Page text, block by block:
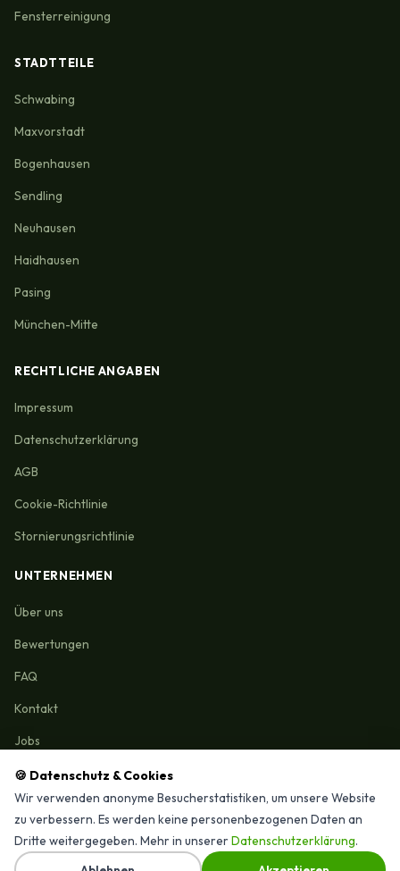
🍪 Datenschutz & Cookies
Wir verwenden anonyme Besucherstatistiken, um unsere Website
zu verbessern. Es werden keine personenbezogenen Daten an
Dritte weitergegeben. Mehr in unsererDatenschutzerklärung.
Fensterreinigung
STADTTEILE
Schwabing
Maxvorstadt
Bogenhausen
Sendling
Neuhausen
Haidhausen
Pasing
München-Mitte
RECHTLICHE ANGABEN
Impressum
Datenschutzerklärung
AGB
Cookie-Richtlinie
Stornierungsrichtlinie
UNTERNEHMEN
Über uns
Bewertungen
FAQ
Kontakt
Jobs
Reinigungmunchen.de © 2026 Alle Rechte vorbehalten
⭐ 4,9/15 Google-Bewertungen · Seit 2025 in München